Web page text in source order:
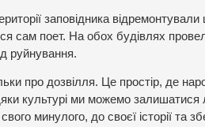
заповідника
сам поет. На обох будівлях
руйнування.
про дозвілля. Це простір, де
культурі ми можемо
минулого, до своєї історії та